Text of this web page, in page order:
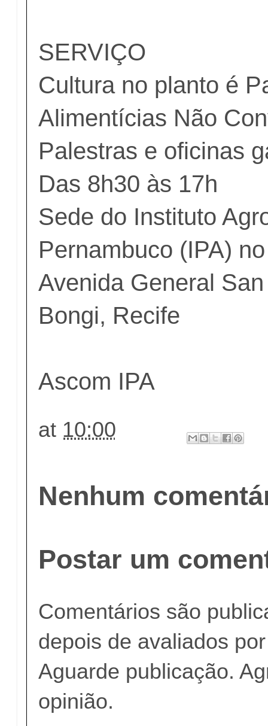
SERVIÇO
Cultura no planto é
Alimentícias Não
Palestras e oficinas
Das 8h30 às 17h
Sede do Instituto
Pernambuco (IPA)
Avenida General
Bongi, Recife
Ascom IPA
at 10:00
Nenhum
Postar um
Comentários são
depois de avaliados
Aguarde publicação.
opinião.